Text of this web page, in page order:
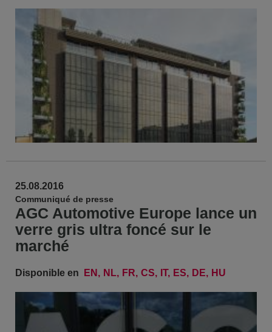
25.08.2016
Communiqué de presse
AGC Automotive Europe lance un
verre gris ultra foncé sur le
marché
Disponible en EN NL FR CS IT ES DE HU